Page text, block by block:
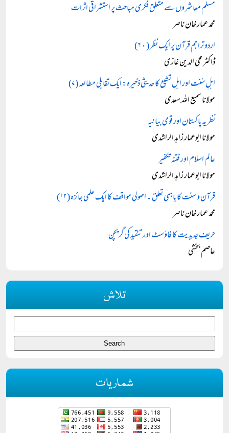
مسلم معاشروں سے متعلق فکری مباحث پر استشراقی اثرات
محمد عمار خان ناصر
اردو تراجم قرآن پر ایک نظر (۶٠)
ڈاکٹر محی الدین غازی
اہلِ سُنت اور اہلِ تشیع کا حدیثی ذخیرہ: ایک تقابلی مطالعہ (۷)
مولانا سمیع اللہ سعدی
نظریہ پاکستان اور قومی بیانیہ
مولانا ابوعمار زاہد الراشدی
عالم اسلام اور فتنہ تکفیر
مولانا ابوعمار زاہد الراشدی
قرآن و سنت کا باہمی تعلق ۔ اصولی مواقف کا ایک علمی جائزہ (۱۲)
محمد عمار خان ناصر
حریف جدیدیت کا فاؤسٹ اور تنقید کی گریچن
عاصم بخشی
تلاش
شماریات